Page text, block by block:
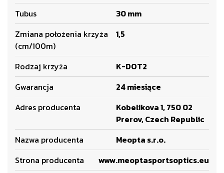
Tubus
30 mm
Zmiana położenia krzyża
(cm/100m)
1,5
Rodzaj krzyża
K-DOT2
Gwarancja
24 miesiące
Adres producenta
Kobelikova 1, 750 02
Prerov, Czech Republic
Nazwa producenta
Meopta s.r.o.
Strona producenta
www.meoptasportsoptics.eu